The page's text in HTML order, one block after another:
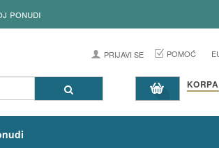
ponudi
PRIJAVI SE POMOĆ
KORPA